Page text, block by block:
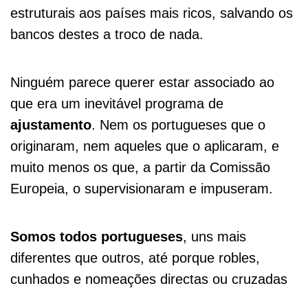
estruturais aos países mais ricos, salvando os
bancos destes a troco de nada.
Ninguém parece querer estar associado ao
que era um inevitável programa de
ajustamento. Nem os portugueses que o
originaram, nem aqueles que o aplicaram, e
muito menos os que, a partir da Comissão
Europeia, o supervisionaram e impuseram.
Somos todos portugueses, uns mais
diferentes que outros, até porque robles,
cunhados e nomeações directas ou cruzadas